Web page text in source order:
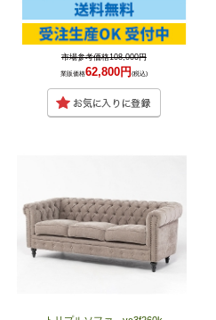
市場参考価格108,000円
業販価格62,800円(税込)